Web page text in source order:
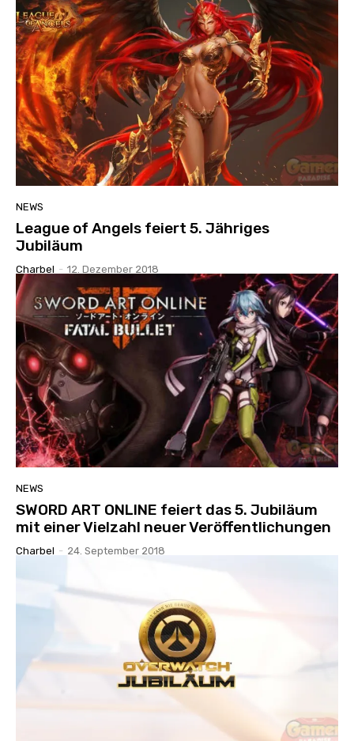
NEWS
League of Angels feiert 5. Jähriges
Jubiläum
Charbel - 12. Dezember 2018
NEWS
SWORD ART ONLINE feiert das 5. Jubiläum
mit einer Vielzahl neuer Veröffentlichungen
Charbel - 24. September 2018